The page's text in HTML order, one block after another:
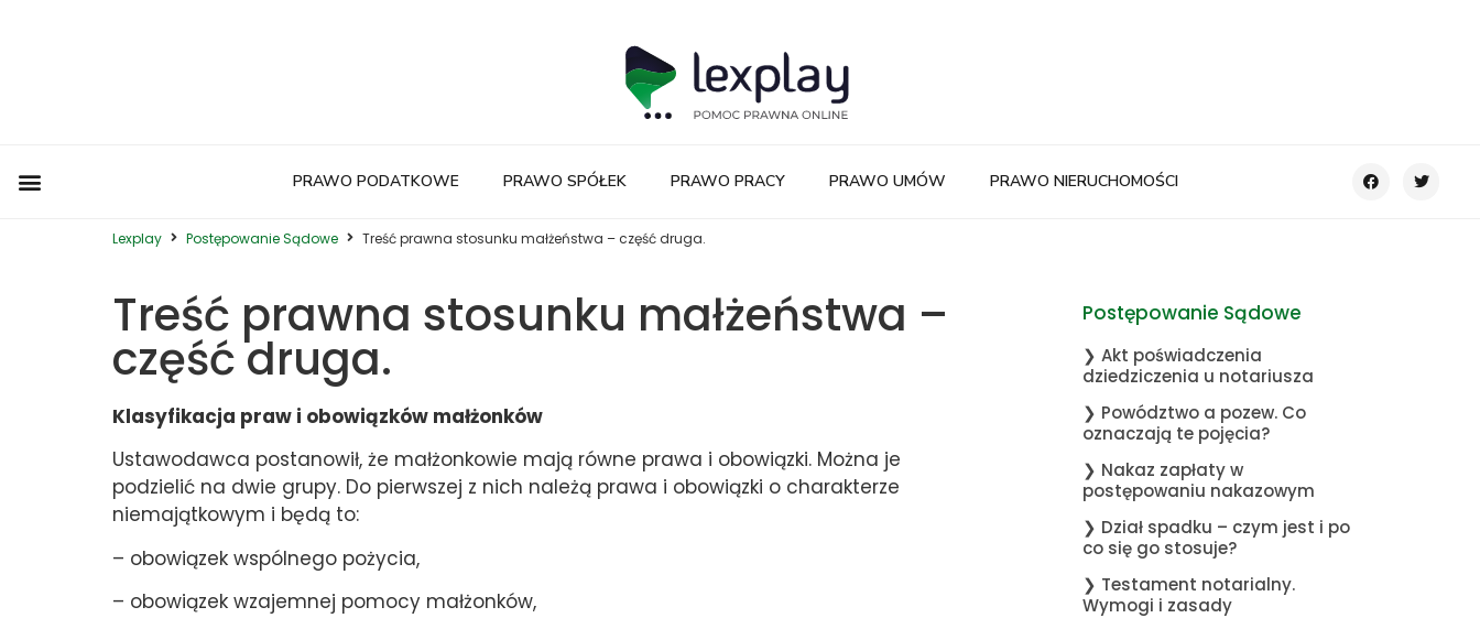
PRAWO PODATKOWE PRAWO SPÓŁEK PRAWO PRACY PRAWO UMÓW PRAWO NIERUCHOMOŚCI
Lexplay Postępowanie Sądowe Treść prawna stosunku małżeństwa – część druga.
Treść prawna stosunku małżeństwa –
część druga.
Klasyfikacja praw i obowiązków małżonków
Ustawodawca postanowił, że małżonkowie mają równe prawa i obowiązki. Można je
podzielić na dwie grupy. Do pierwszej z nich należą prawa i obowiązki o charakterze
niemajątkowym i będą to:
– obowiązek wspólnego pożycia,
– obowiązek wzajemnej pomocy małżonków,
Postępowanie Sądowe
❯ Akt poświadczenia
dziedziczenia u notariusza
❯ Powództwo a pozew. Co
oznaczają te pojęcia?
❯ Nakaz zapłaty w
postępowaniu nakazowym
❯ Dział spadku – czym jest i po
co się go stosuje?
❯ Testament notarialny.
Wymogi i zasady